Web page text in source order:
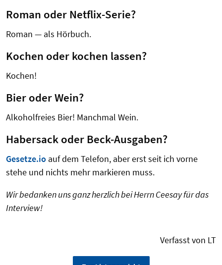
Roman oder Netflix-Serie?
Roman — als Hörbuch.
Kochen oder kochen lassen?
Kochen!
Bier oder Wein?
Alkoholfreies Bier! Manchmal Wein.
Habersack oder Beck-Ausgaben?
Gesetze.io auf dem Telefon, aber erst seit ich vorne
stehe und nichts mehr markieren muss.
Wir bedanken uns ganz herzlich bei Herrn Ceesay für das
Interview!
Verfasst von LT